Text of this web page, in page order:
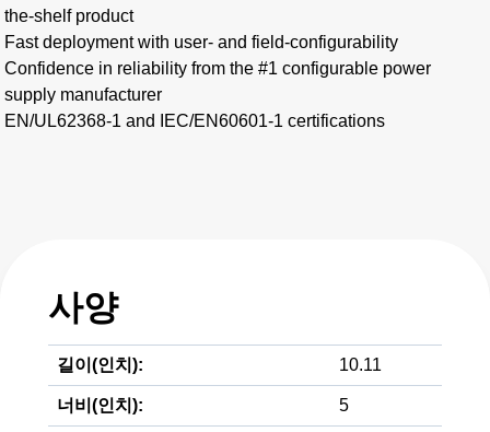
the-shelf product​
Fast deployment with user- and field-configurability​
Confidence in reliability from the #1 configurable power
supply manufacturer
EN/UL62368-1 and IEC/EN60601-1 certifications
사양
길이(인치): 10.11
너비(인치): 5